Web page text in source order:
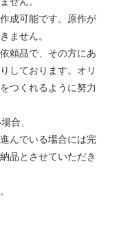
成可能です。原作が
ません。
頼品で、その方にあ
しております。オリ
つくれるように努力
合、
んでいる場合には完
品とさせていただき